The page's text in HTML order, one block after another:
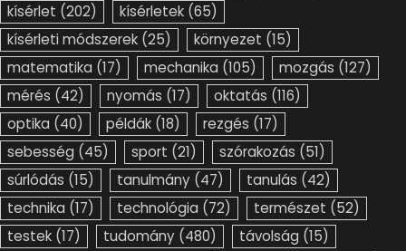
kísérlet (202) kísérletek (65)
kísérleti módszerek (25) környezet (15)
matematika (17) mechanika (105) mozgás (127)
mérés (42) nyomás (17) oktatás (116)
optika (40) példák (18) rezgés (17)
sebesség (45) sport (21) szórakozás (51)
súrlódás (15) tanulmány (47) tanulás (42)
technika (17) technológia (72) természet (52)
testek (17) tudomány (480) távolság (15)